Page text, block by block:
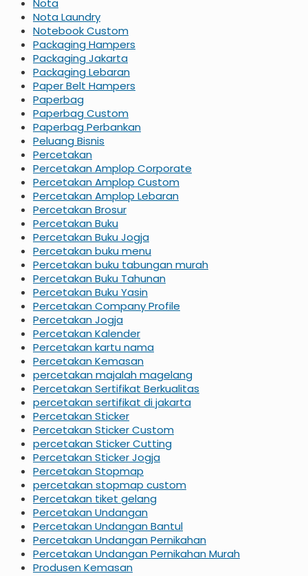
Nota
Nota Laundry
Notebook Custom
Packaging Hampers
Packaging Jakarta
Packaging Lebaran
Paper Belt Hampers
Paperbag
Paperbag Custom
Paperbag Perbankan
Peluang Bisnis
Percetakan
Percetakan Amplop Corporate
Percetakan Amplop Custom
Percetakan Amplop Lebaran
Percetakan Brosur
Percetakan Buku
Percetakan Buku Jogja
Percetakan buku menu
Percetakan buku tabungan murah
Percetakan Buku Tahunan
Percetakan Buku Yasin
Percetakan Company Profile
Percetakan Jogja
Percetakan Kalender
Percetakan kartu nama
Percetakan Kemasan
percetakan majalah magelang
Percetakan Sertifikat Berkualitas
percetakan sertifikat di jakarta
Percetakan Sticker
Percetakan Sticker Custom
percetakan Sticker Cutting
Percetakan Sticker Jogja
Percetakan Stopmap
percetakan stopmap custom
Percetakan tiket gelang
Percetakan Undangan
Percetakan Undangan Bantul
Percetakan Undangan Pernikahan
Percetakan Undangan Pernikahan Murah
Produsen Kemasan